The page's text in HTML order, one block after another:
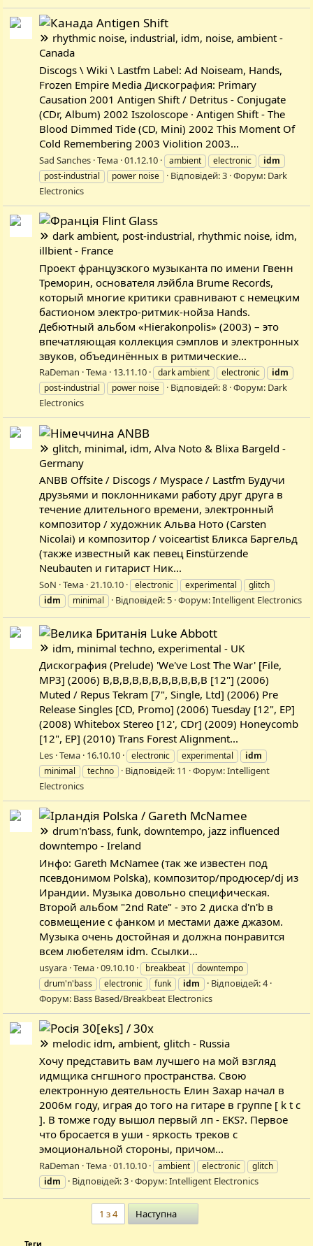
Antigen Shift
rhythmic noise, industrial, idm, noise, ambient -
Canada
Discogs \ Wiki \ Lastfm Label: Ad Noiseam, Hands,
Frozen Empire Media Дискография: Primary
Causation 2001 Antigen Shift / Detritus - Conjugate
(CDr, Album) 2002 Iszoloscope · Antigen Shift - The
Blood Dimmed Tide (CD, Mini) 2002 This Moment Of
Cold Remembering 2003 Violition 2003...
Sad Sanches Тема 01.12.10 ambient electronic
idm
post-industrial
power noise Відповідей: 3 Форум: Dark
Electronics
Flint Glass
dark ambient, post-industrial, rhythmic noise, idm,
illbient - France
Проект французского музыканта по имени Гвенн
Треморин, основателя лэйбла Brume Records,
который многие критики сравнивают с немецким
бастионом электро-ритмик-нойза Hands.
Дебютный альбом «Hierakonpolis» (2003) – это
впечатляющая коллекция сэмплов и электронных
звуков, объединённых в ритмические...
RaDeman Тема 13.11.10 dark ambient electronic
idm
post-industrial
power noise Відповідей: 8 Форум: Dark
Electronics
ANBB
glitch, minimal, idm, Alva Noto & Blixa Bargeld -
Germany
ANBB Offsite / Discogs / Myspace / Lastfm Будучи
друзьями и поклонниками работу друг друга в
течение длительного времени, электронный
композитор / художник Альва Ното (Carsten
Nicolai) и композитор / voiceartist Бликса Баргельд
(также известный как певец Einstürzende
Neubauten и гитарист Ник...
SoN Тема 21.10.10 electronic experimental
glitch
idm
minimal Відповідей: 5 Форум:Intelligent Electronics
Luke Abbott
idm, minimal techno, experimental - UK
Дискография (Prelude) 'We've Lost The War' [File,
MP3] (2006) B,B,B,B,B,B,B,B,B,B,B [12"] (2006)
Muted / Repus Tekram [7", Single, Ltd] (2006) Pre
Release Singles [CD, Promo] (2006) Tuesday [12", EP]
(2008) Whitebox Stereo [12', CDr] (2009) Honeycomb
[12", EP] (2010) Trans Forest Alignment...
Les Тема 16.10.10 electronic experimental
idm
minimal
techno Відповідей: 11 Форум:Intelligent
Electronics
Polska / Gareth McNamee
drum'n'bass, funk, downtempo, jazz influenced
downtempo - Ireland
Инфо: Gareth McNamee (так же известен под
псевдонимом Polska), композитор/продюсер/dj из
Ирандии. Музыка довольно специфическая.
Второй альбом "2nd Rate" - это 2 диска d'n'b в
совмещение с фанком и местами даже джазом.
Музыка очень достойная и должна понравится
всем любетелям idm. Ссылки...
usyara Тема 09.10.10 breakbeat
downtempo
drum'n'bass
electronic funk idm
Відповідей: 4
Форум: Bass Based/Breakbeat Electronics
30[eks] / 30x
melodic idm, ambient, glitch - Russia
Хочу представить вам лучшего на мой взгляд
идмщика снгшного пространства. Свою
електронную деятельность Елин Захар начал в
2006м году, играя до того на гитаре в группе [ k t c
]. В томже году вышол первый лп - EKS?. Первое
что бросается в уши - яркость треков с
эмоциональной стороны, причом...
RaDeman Тема 01.10.10 ambient electronic
glitch
idm
Відповідей: 3 Форум:Intelligent Electronics
1 з 4 Наступна
Теги